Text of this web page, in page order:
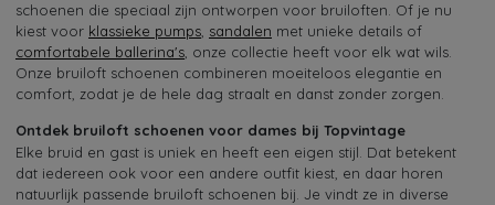
schoenen die speciaal zijn ontworpen voor bruiloften. Of je nu
kiest voor klassieke pumps sandalen met unieke details of
comfortabele ballerina's , onze collectie heeft voor elk wat wils.
Onze bruiloft schoenen combineren moeiteloos elegantie en
comfort, zodat je de hele dag straalt en danst zonder zorgen.
Ontdek bruiloft schoenen voor dames bij Topvintage
Elke bruid en gast is uniek en heeft een eigen stijl. Dat betekent
dat iedereen ook voor een andere outfit kiest, en daar horen
natuurlijk passende bruiloft schoenen bij. Je vindt ze in diverse